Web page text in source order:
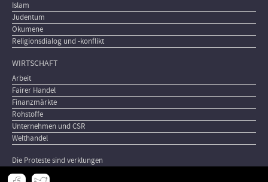
Islam
Judentum
Ökumene
Religionsdialog und -konflikt
WIRTSCHAFT
Arbeit
Fairer Handel
Finanzmärkte
Rohstoffe
Unternehmen und CSR
Welthandel
Die Proteste sind verklungen